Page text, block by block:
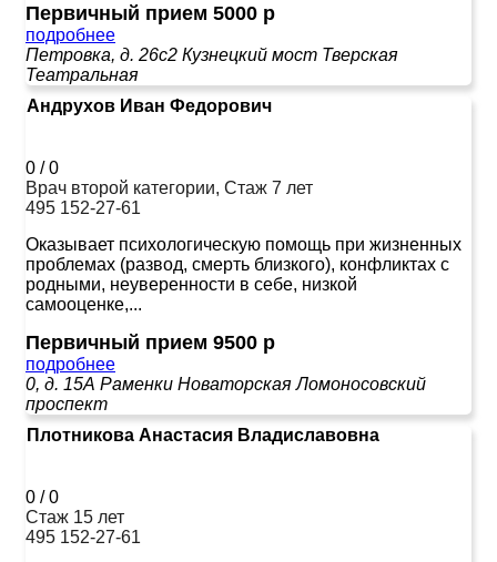
Первичный прием 5000 р
подробнее
Петровка, д. 26с2 Кузнецкий мост Тверская
Театральная
Андрухов Иван Федорович
0 /0
Врач второй категории, Стаж 7 лет
495 152-27-61
Оказывает психологическую помощь при жизненных
проблемах (развод, смерть близкого), конфликтах с
родными, неуверенности в себе, низкой
самооценке,...
Первичный прием 9500 р
подробнее
0, д. 15А Раменки НоваторскаяЛомоносовский
проспект
Плотникова Анастасия Владиславовна
0 /0
Стаж 15 лет
495 152-27-61